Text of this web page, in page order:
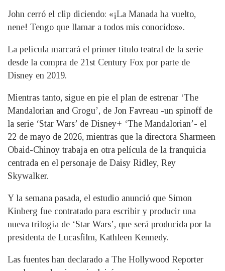
John cerró el clip diciendo: «¡La Manada ha vuelto,
nene! Tengo que llamar a todos mis conocidos».
La película marcará el primer título teatral de la serie
desde la compra de 21st Century Fox por parte de
Disney en 2019.
Mientras tanto, sigue en pie el plan de estrenar ‘The
Mandalorian and Grogu’, de Jon Favreau -un spinoff de
la serie ‘Star Wars’ de Disney+ ‘The Mandalorian’- el
22 de mayo de 2026, mientras que la directora Sharmeen
Obaid-Chinoy trabaja en otra película de la franquicia
centrada en el personaje de Daisy Ridley, Rey
Skywalker.
Y la semana pasada, el estudio anunció que Simon
Kinberg fue contratado para escribir y producir una
nueva trilogía de ‘Star Wars’, que será producida por la
presidenta de Lucasfilm, Kathleen Kennedy.
Las fuentes han declarado a The Hollywood Reporter